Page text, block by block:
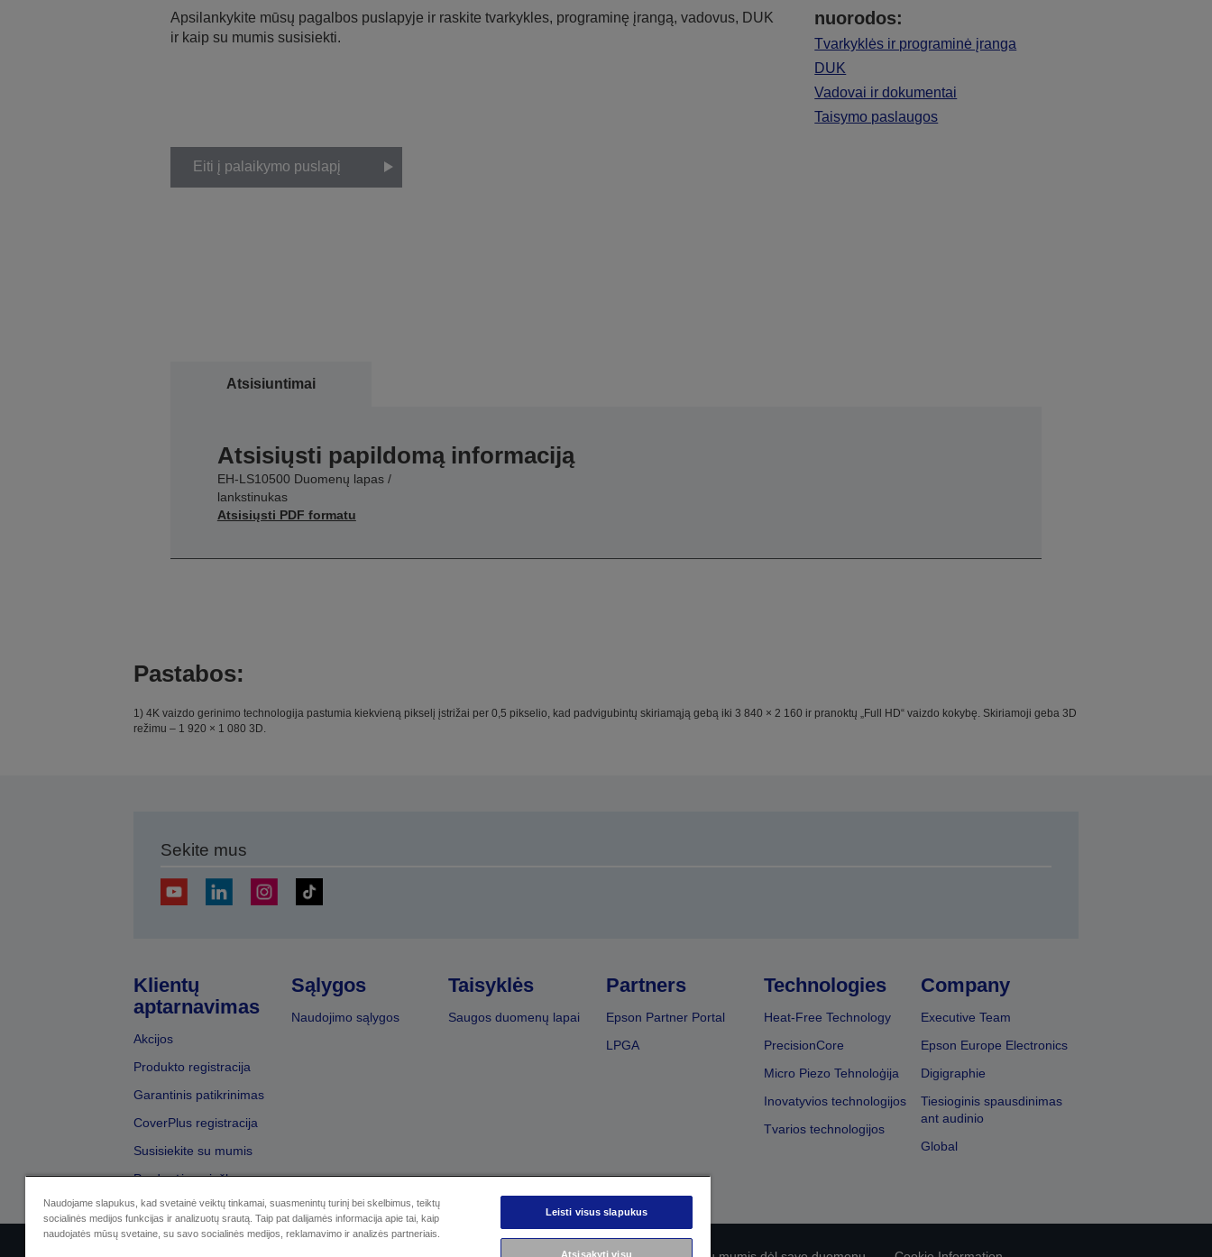
Apsilankykite mūsų pagalbos puslapyje ir raskite tvarkykles, programinę įrangą, vadovus, DUK
ir kaip su mumis susisiekti.
nuorodos:
Tvarkyklės ir programinė įranga
DUK
Vadovai ir dokumentai
Taisymo paslaugos
Eiti į palaikymo puslapį
Atsisiuntimai
Atsisiųsti papildomą informaciją
EH-LS10500 Duomenų lapas /
lankstinukas
Atsisiųsti PDF formatu
Pastabos:
1) 4K vaizdo gerinimo technologija pastumia kiekvieną pikselį įstrižai per 0,5 pikselio, kad padvigubintų skiriamąją gebą iki 3 840 × 2 160 ir pranoktų „Full HD“ vaizdo kokybę. Skiriamoji geba 3D
režimu – 1 920 × 1 080 3D.
Sekite mus
Klientų
aptarnavimas
Akcijos
Produkto registracija
Garantinis patikrinimas
CoverPlus registracija
Susisiekite su mumis
Pardavėjų paieška
Sąlygos
Naudojimo sąlygos
Taisyklės
Saugos duomenų lapai
Partners
Epson Partner Portal
LPGA
Technologies
Heat-Free Technology
PrecisionCore
Micro Piezo Tehnoloģija
Inovatyvios technologijos
Tvarios technologijos
Company
Executive Team
Epson Europe Electronics
Digigraphie
Tiesioginis spausdinimas
ant audinio
Global
Naudojame slapukus, kad svetainė veiktų tinkamai, suasmenintų turinį bei skelbimus, teiktų
socialinės medijos funkcijas ir analizuotų srautą. Taip pat dalijamės informacija apie tai, kaip
naudojatės mūsų svetaine, su savo socialinės medijos, reklamavimo ir analizės partneriais.
Leisti visus slapukus
Atsisakyti visų